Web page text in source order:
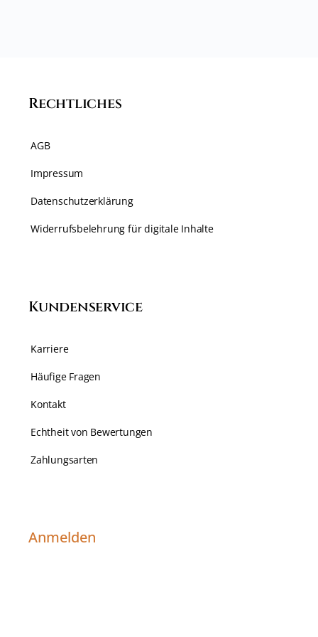
Rechtliches
AGB
Impressum
Datenschutzerklärung
Widerrufsbelehrung für digitale Inhalte
Kundenservice
Karriere
Häufige Fragen
Kontakt
Echtheit von Bewertungen
Zahlungsarten
Anmelden